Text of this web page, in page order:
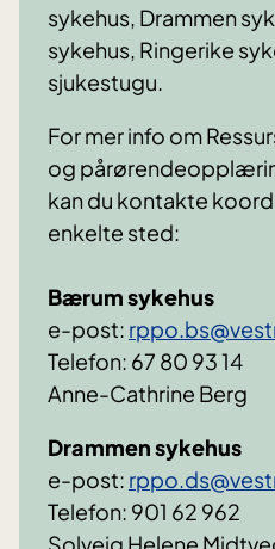
sykehus, Drammen
sykehus, Ringerike
sjukestugu.
For mer info om
og
kan du kontakte
enkelte sted:
Bærum sykehus
e-post:
Telefon: 67 80 93 14
Anne-Cathrine Berg
Drammen sykehus
e-post:
Telefon: 901 62 962
Solveig Helene